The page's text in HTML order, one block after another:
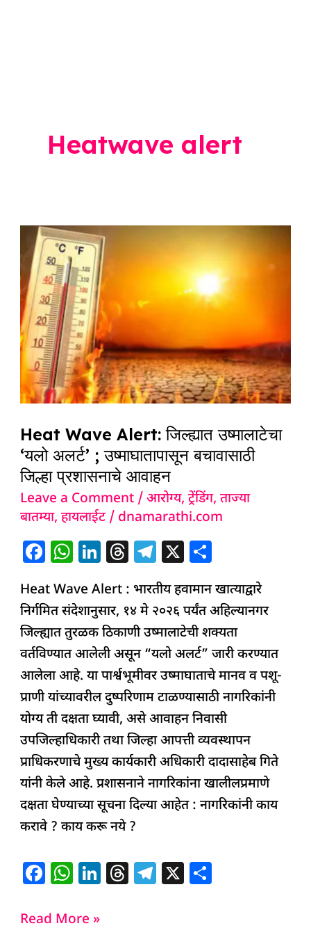
Heatwave alert
Heat Wave Alert: जिल्ह्यात उष्मालाटेचा
‘यलो अलर्ट’ ; उष्माघातापासून बचावासाठी
जिल्हा प्रशासनाचे आवाहन
Leave a Comment /आरोग्य,ट्रेंडिंग,ताज्या
बातम्या,हायलाईट/ dnamarathi.com
F
c
e
b
o
o
k
W
at
s
A
p
p
Li
k
e
dI
n
T
re
a
d
s
T
el
e
g
ra
m
X
ar
e
Heat Wave Alert : भारतीय हवामान खात्याद्वारे
निर्गमित संदेशानुसार, १४ मे २०२६ पर्यंत अहिल्यानगर
जिल्ह्यात तुरळक ठिकाणी उष्मालाटेची शक्यता
वर्तविण्यात आलेली असून “यलो अलर्ट” जारी करण्यात
आलेला आहे. या पार्श्वभूमीवर उष्माघाताचे मानव व पशू-
प्राणी यांच्यावरील दुष्परिणाम टाळण्यासाठी नागरिकांनी
योग्य ती दक्षता घ्यावी, असे आवाहन निवासी
उपजिल्हाधिकारी तथा जिल्हा आपत्ती व्यवस्थापन
प्राधिकरणाचे मुख्य कार्यकारी अधिकारी दादासाहेब गिते
यांनी केले आहे. प्रशासनाने नागरिकांना खालीलप्रमाणे
दक्षता घेण्याच्या सूचना दिल्या आहेत : नागरिकांनी काय
करावे ? काय करू नये ?
F
c
W
at
Li T T X
Heat
Wave
Alert:
जिल्ह्यात
उष्मालाटेचा
‘यलो
अलर्ट’
;
उष्माघातापासून
बचावासाठी
जिल्हा
प्रशासनाचे
आवाहन
Read More »